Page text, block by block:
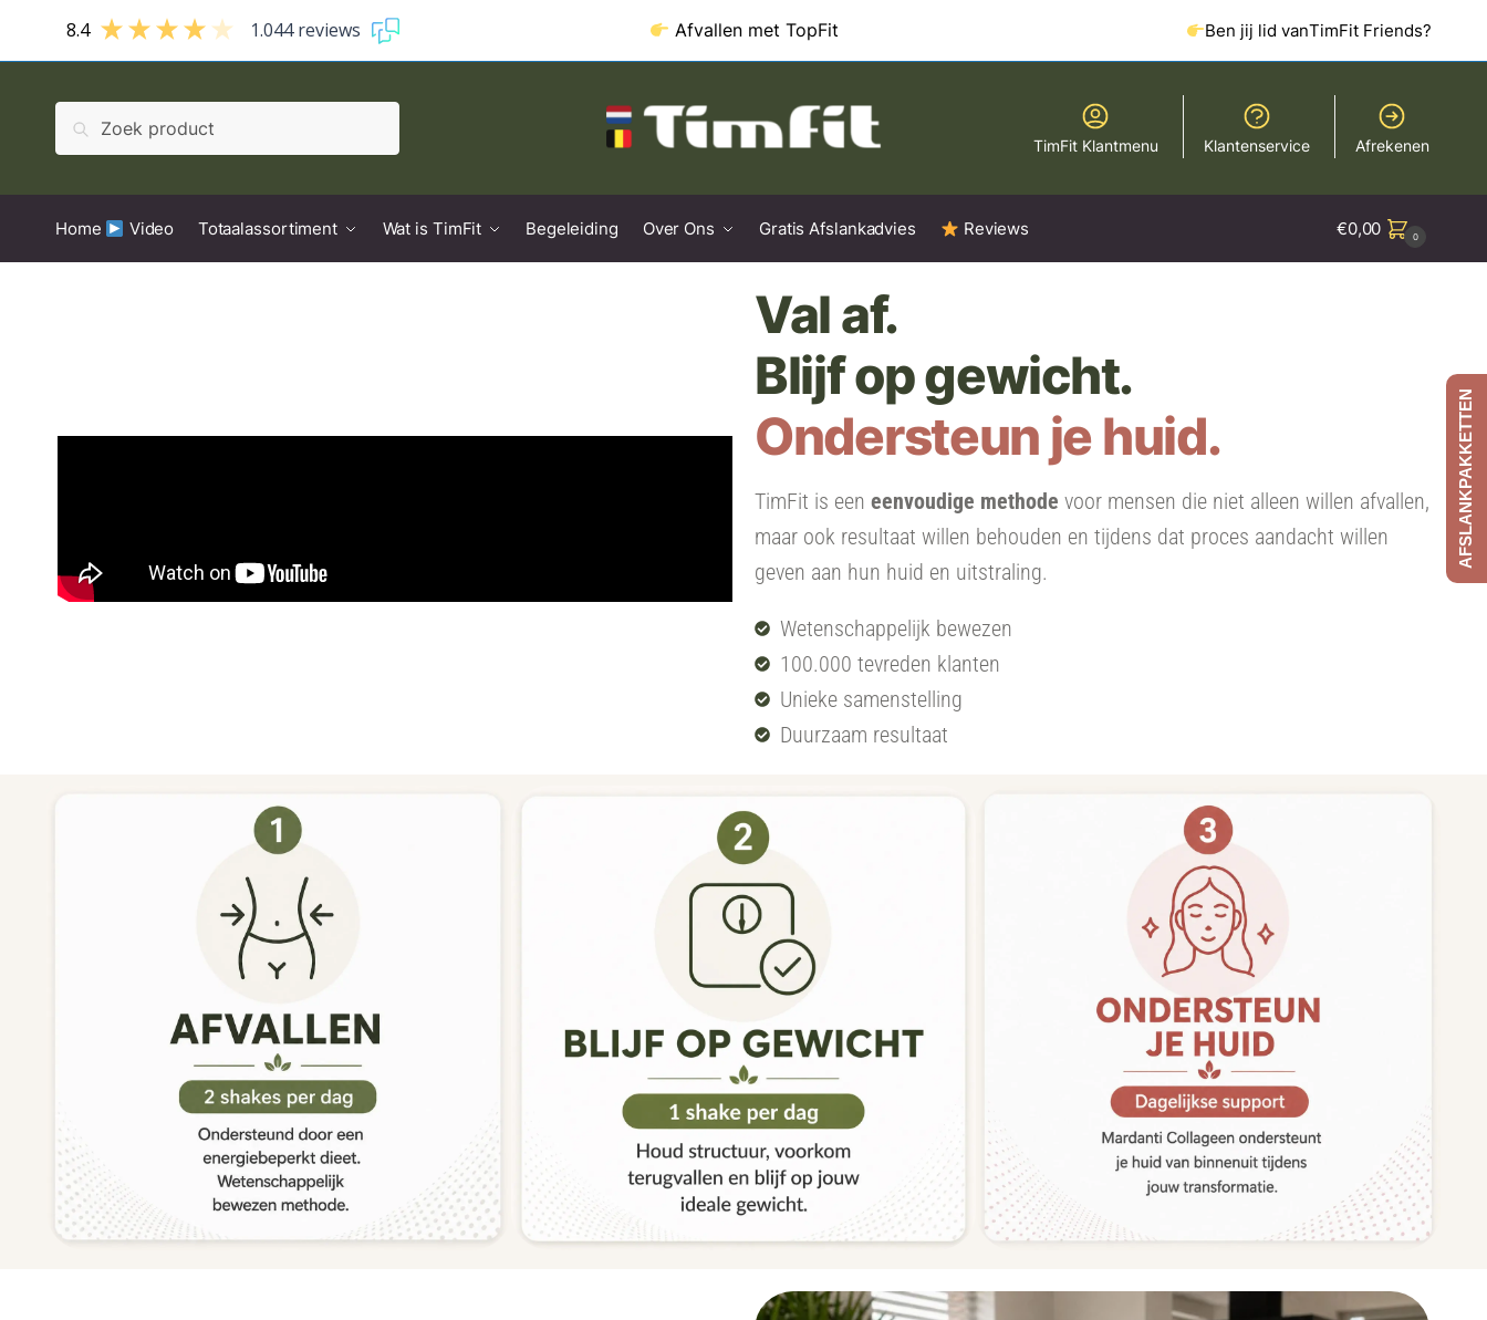
8.4 1.044 reviews Afvallen met TopFit Ben jij lid vanTimFit Friends?
Zoeken
TimFit Klantmenu Klantenservice Afrekenen
Home Video Totaalassortiment Wat is TimFit Begeleiding Over Ons Gratis Afslankadvies Reviews €0,00 0
Val af.
Blijf op gewicht.
Ondersteun je huid.
TimFit is een eenvoudige methode voor mensen die niet alleen willen afvallen,
maar ook resultaat willen behouden en tijdens dat proces aandacht willen
geven aan hun huid en uitstraling.
Wetenschappelijk bewezen
100.000 tevreden klanten
Unieke samenstelling
Duurzaam resultaat
AFSLANKPAKKETTEN